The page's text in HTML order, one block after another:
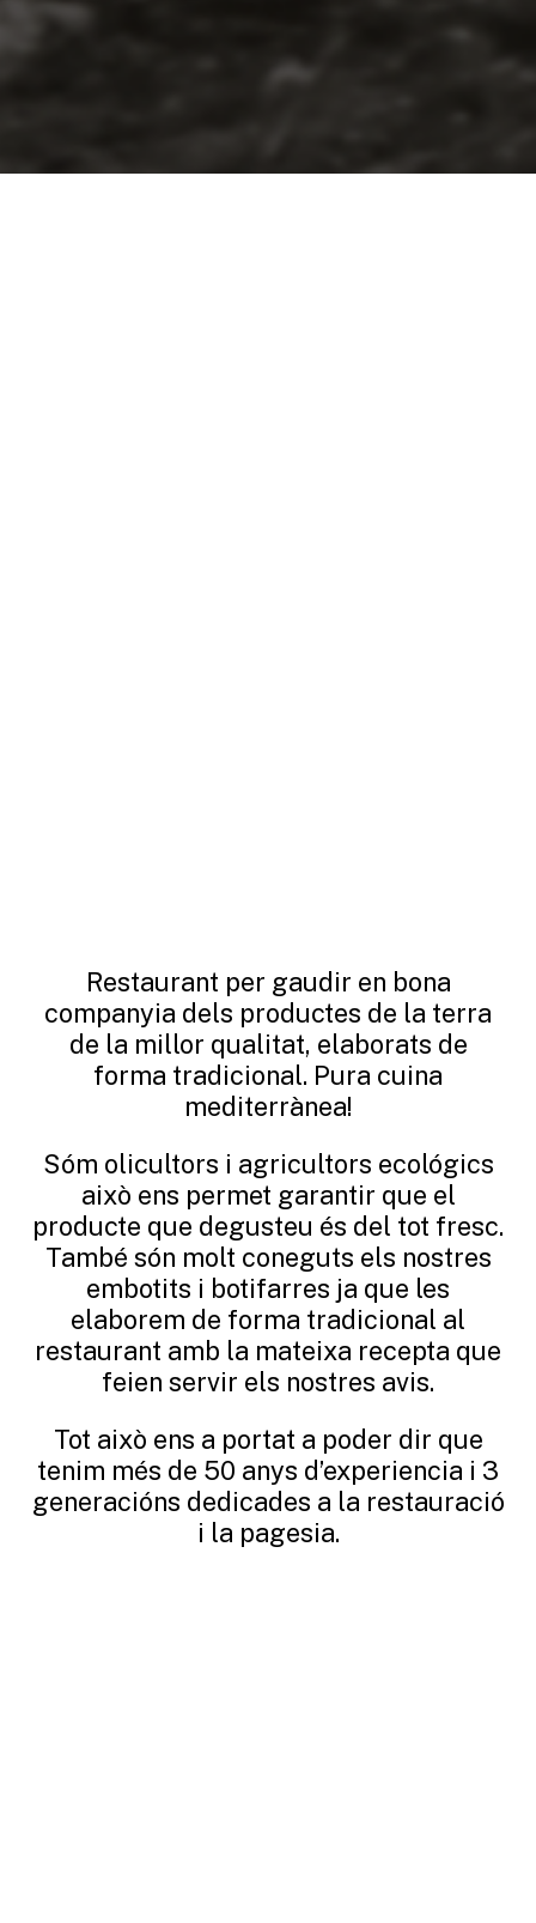
Restaurant per gaudir en bona
companyia dels productes de la terra
de la millor qualitat, elaborats de
forma tradicional. Pura cuina
mediterrànea!
Sóm olicultors i agricultors ecológics
això ens permet garantir que el
producte que degusteu és del tot fresc.
També són molt coneguts els nostres
embotits i botifarres ja que les
elaborem de forma tradicional al
restaurant amb la mateixa recepta que
feien servir els nostres avis.
Tot això ens a portat a poder dir que
tenim més de 50 anys d’experiencia i 3
generacións dedicades a la restauració
i la pagesia.